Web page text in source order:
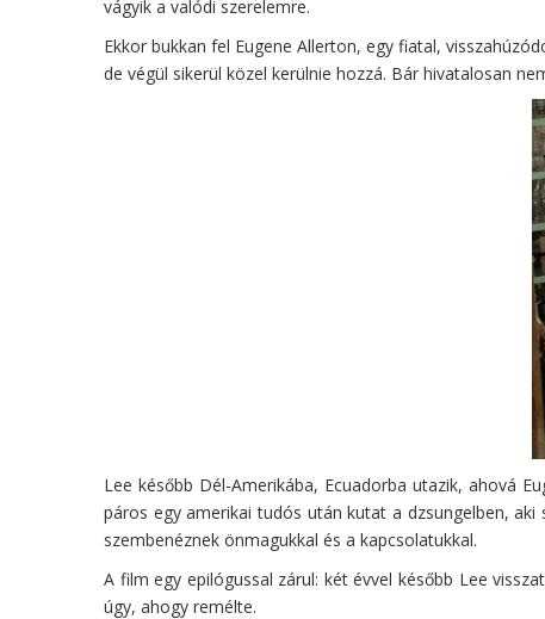
vágyik a valódi szerelemre.
Ekkor bukkan fel Eugene Allerton, egy fiatal,
de végül sikerül közel kerülnie hozzá. Bár hivatalosan
Lee később Dél-Amerikába, Ecuadorba utazik, ahová
páros egy amerikai tudós után kutat a dzsungelben,
szembenéznek önmagukkal és a kapcsolatukkal.
A film egy epilógussal zárul: két évvel később Lee
úgy, ahogy remélte.